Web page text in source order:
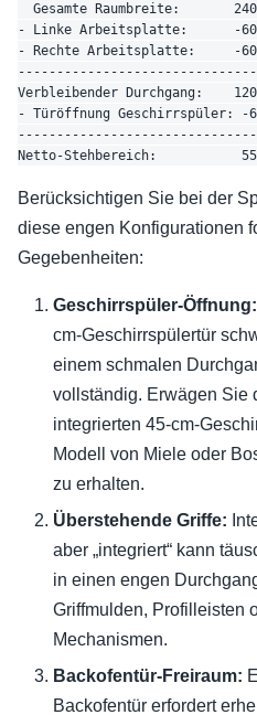
Gesamte Raumbreite:
- Linke Arbeitsplatte:      -60
- Rechte Arbeitsplatte:     -60
Verbleibender Durchgang:    120
- Türöffnung Geschirrspüler: -
Berücksichtigen Sie bei der
diese engen Konfigurationen
Gegebenheiten:
Geschirrspüler-Öffnung:
cm-Geschirrspülertür
einem schmalen
vollständig. Erwägen Sie
integrierten 45-cm-
Modell von Miele oder
zu erhalten.
Überstehende Griffe:
aber „integriert“ kann
in einen engen
Griffmulden, Profilleisten
Mechanismen.
Backofentür-Freiraum:
Backofentür erfordert